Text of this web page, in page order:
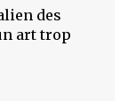
des
art trop